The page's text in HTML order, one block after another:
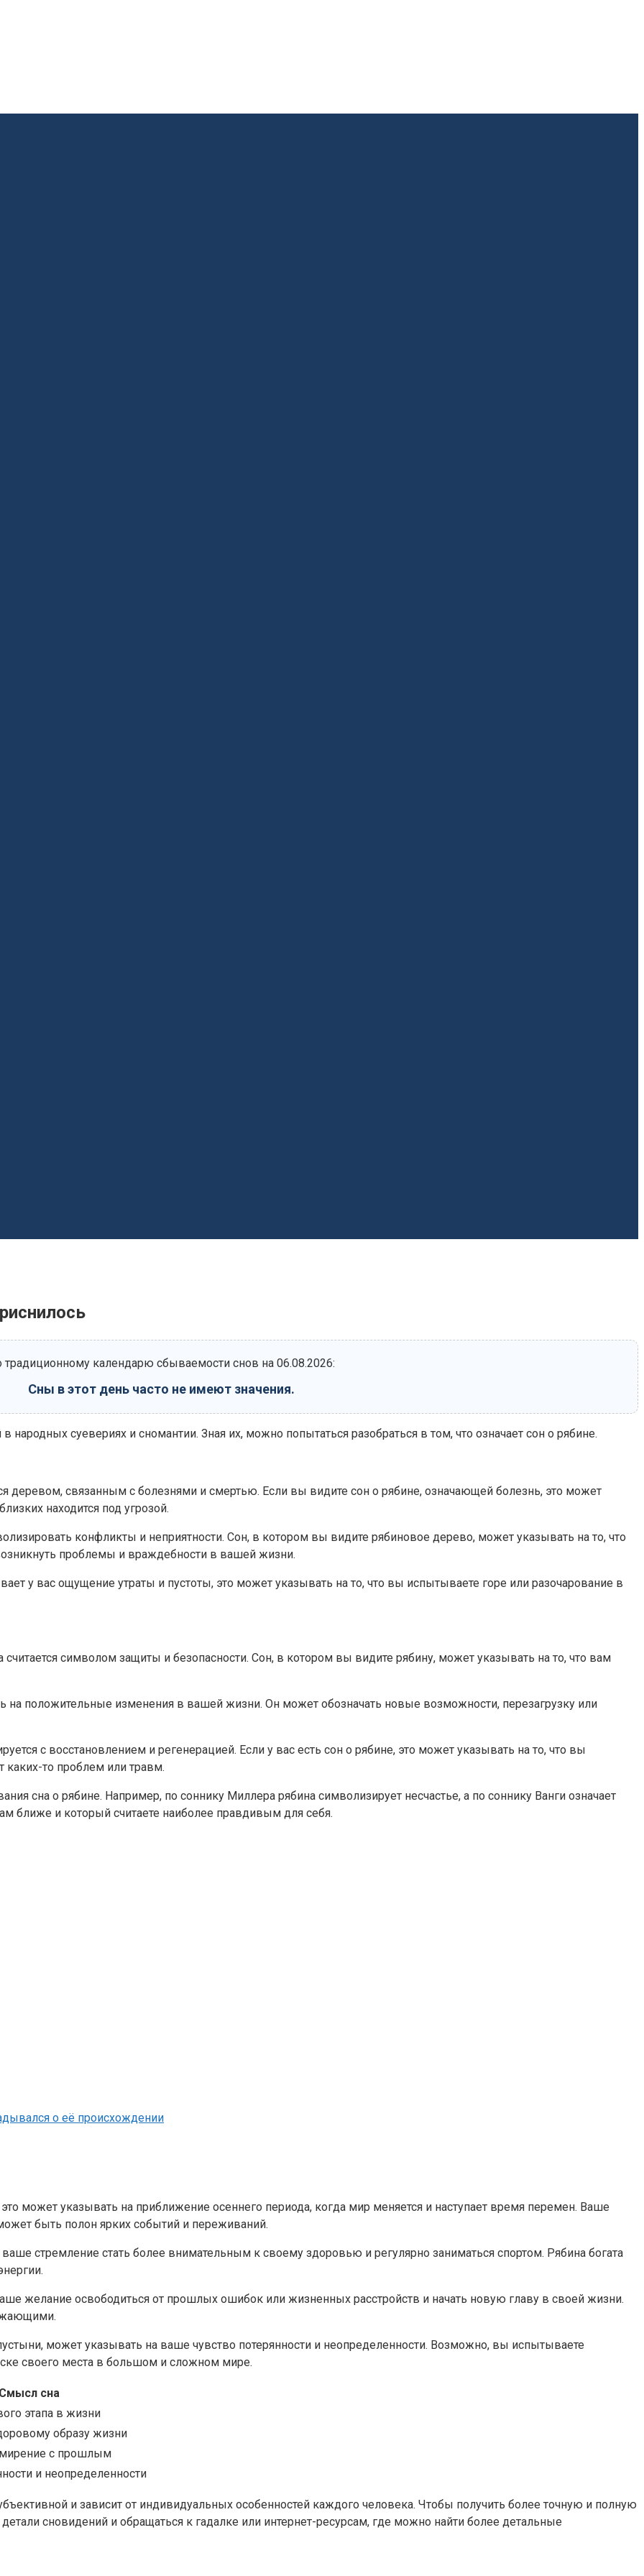
традиционному календарю сбываемости снов на 06.08.2026:
Сны в этот день часто не имеют значения.
народных суевериях и сномантии. Зная их, можно попытаться разобраться в том, что означает сон о рябине.
деревом, связанным с болезнями и смертью. Если вы видите сон о рябине, означающей болезнь, это может
находится под угрозой.
конфликты и неприятности. Сон, в котором вы видите рябиновое дерево, может указывать на то, что
проблемы и враждебности в вашей жизни.
у вас ощущение утраты и пустоты, это может указывать на то, что вы испытываете горе или разочарование в
считается символом защиты и безопасности. Сон, в котором вы видите рябину, может указывать на то, что вам
на положительные изменения в вашей жизни. Он может обозначать новые возможности, перезагрузку или
с восстановлением и регенерацией. Если у вас есть сон о рябине, это может указывать на то, что вы
каких-то проблем или травм.
сна о рябине. Например, по соннику Миллера рябина символизирует несчастье, а по соннику Ванги означает
ближе и который считаете наиболее правдивым для себя.
о её происхождении
может указывать на приближение осеннего периода, когда мир меняется и наступает время перемен. Ваше
быть полон ярких событий и переживаний.
стремление стать более внимательным к своему здоровью и регулярно заниматься спортом. Рябина богата
желание освободиться от прошлых ошибок или жизненных расстройств и начать новую главу в своей жизни.
может указывать на ваше чувство потерянности и неопределенности. Возможно, вы испытываете
своего места в большом и сложном мире.
Смысл сна
этапа в жизни
образу жизни
с прошлым
и неопределенности
и зависит от индивидуальных особенностей каждого человека. Чтобы получить более точную и полную
сновидений и обращаться к гадалке или интернет-ресурсам, где можно найти более детальные